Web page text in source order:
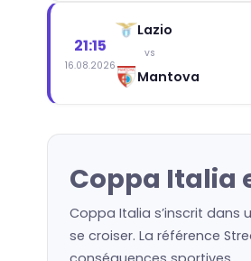
21:15
16.08.2026
Lazio
vs
Mantova
Coppa Italia
Coppa Italia s’inscrit
se croiser. La référence